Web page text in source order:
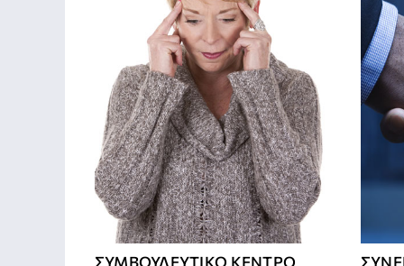
ΣΥΜΒΟΥΛΕΥΤΙΚΌ ΚΈΝΤΡΟ